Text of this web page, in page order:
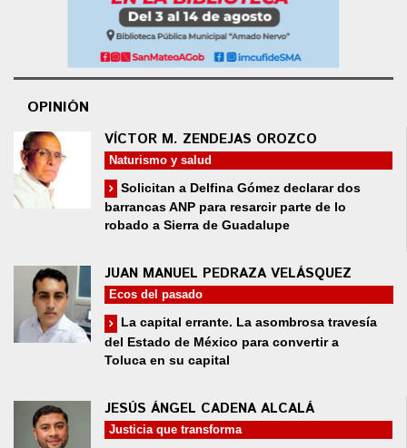
OPINIÓN
VÍCTOR M. ZENDEJAS OROZCO
Naturismo y salud
Solicitan a Delfina Gómez declarar dos
barrancas ANP para resarcir parte de lo
robado a Sierra de Guadalupe
JUAN MANUEL PEDRAZA VELÁSQUEZ
Ecos del pasado
La capital errante. La asombrosa travesía
del Estado de México para convertir a
Toluca en su capital
JESÚS ÁNGEL CADENA ALCALÁ
Justicia que transforma